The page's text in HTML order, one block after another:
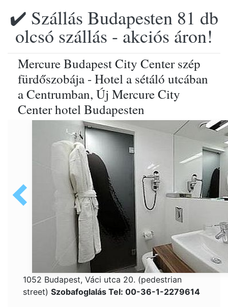
✔️ Szállás Budapesten 81 db
olcsó szállás - akciós áron!
Mercure Budapest City Center szép
fürdőszobája - Hotel a sétáló utcában
a Centrumban, Új Mercure City
Center hotel Budapesten
1052 Budapest, Váci utca 20. (pedestrian
street) Szobafoglalás Tel: 00-36-1-2279614